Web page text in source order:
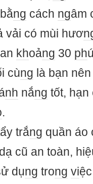
bằng cách ngâm
vải có mùi hươ
an khoảng 30 ph
cùng là bạn
nh nắng tốt,
.
trắng quần áo
cũ an toàn,
dụng trong vi